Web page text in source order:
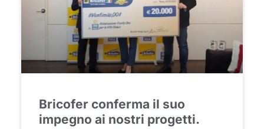
Bricofer conferma il suo
impegno ai nostri progetti.